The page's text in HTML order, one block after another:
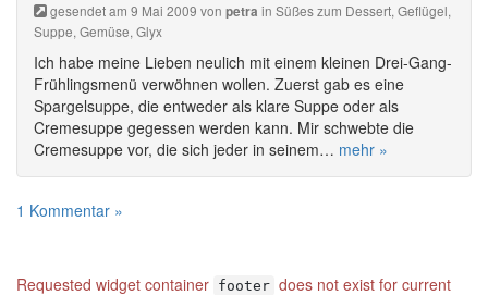
gesendet am 9 Mai 2009 von petra in Süßes zum Dessert, Geflügel,
Suppe, Gemüse, Glyx
Ich habe meine Lieben neulich mit einem kleinen Drei-Gang-
Frühlingsmenü verwöhnen wollen. Zuerst gab es eine
Spargelsuppe, die entweder als klare Suppe oder als
Cremesuppe gegessen werden kann. Mir schwebte die
Cremesuppe vor, die sich jeder in seinem… mehr »
1 Kommentar »
Requested widget container footer does not exist for current